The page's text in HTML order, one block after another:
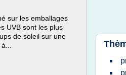
sur les emballages
UVB sont les plus
de soleil sur une